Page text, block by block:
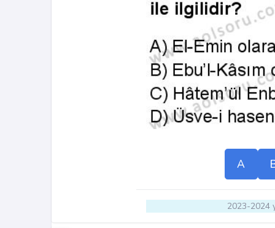
A
2023-2024